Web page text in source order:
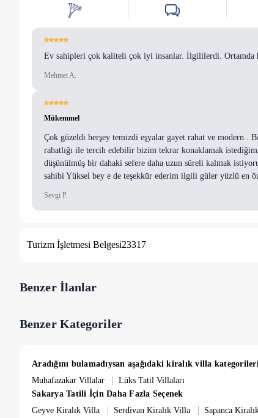
Ev sahipleri çok kaliteli çok iyi insanlar. İlgililerdi. Ortamda
Mehmet A.
Mükemmel
Çok güzeldi herşey temizdi eşyalar gayet rahat ve modern .
rahatlığı ile tercih edebilir bizim tekrar konaklamak
düşünülmüş bir dahaki sefere daha uzun süreli kalmak
sahibi Yüksel bey e de teşekkür ederim ilgili güler yüzlü en
Sevgi P.
Turizm İşletmesi Belgesi23317
Benzer İlanlar
Benzer Kategoriler
Aradığını bulamadıysan aşağıdaki kiralık villa
Muhafazakar Villalar
| Lüks Tatil Villaları
Sakarya Tatili İçin Daha Fazla Seçenek
Geyve Kiralık Villa
| Serdivan Kiralık Villa | Sapanca